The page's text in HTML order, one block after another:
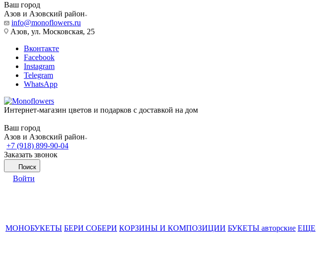
Ваш город
Азов и Азовский район
info@monoflowers.ru
Азов, ул. Московская, 25
Вконтакте
Facebook
Instagram
Telegram
WhatsApp
Интернет-магазин цветов и подарков с доставкой на дом
Ваш город
Азов и Азовский район
+7 (918) 899-90-04
Заказать звонок
Поиск
Войти
МОНОБУКЕТЫ БЕРИ СОБЕРИ КОРЗИНЫ И КОМПОЗИЦИИ БУКЕТЫ авторские ЕЩЕ